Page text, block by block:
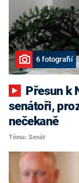
6 fotografií
senátoři,
nečekaně
Téma: Senát